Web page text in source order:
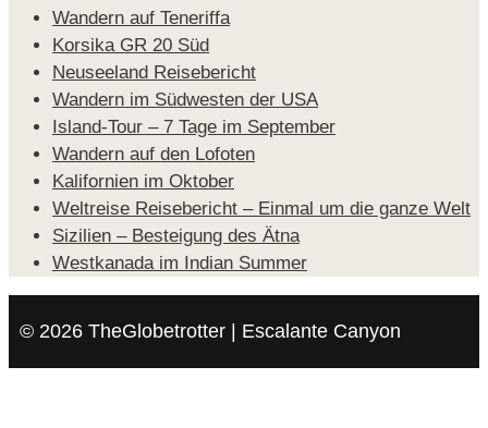
Wandern auf Teneriffa
Korsika GR 20 Süd
Neuseeland Reisebericht
Wandern im Südwesten der USA
Island-Tour – 7 Tage im September
Wandern auf den Lofoten
Kalifornien im Oktober
Weltreise Reisebericht – Einmal um die ganze Welt
Sizilien – Besteigung des Ätna
Westkanada im Indian Summer
© 2026 TheGlobetrotter | Escalante Canyon